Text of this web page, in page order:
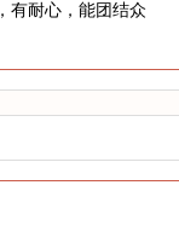
有耐心，能团结众